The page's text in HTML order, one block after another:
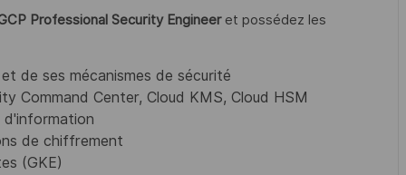
Professional Security Engineeret possédez les
de ses mécanismes de sécurité
Command Center, Cloud KMS, Cloud HSM
d'information
de chiffrement
(GKE)